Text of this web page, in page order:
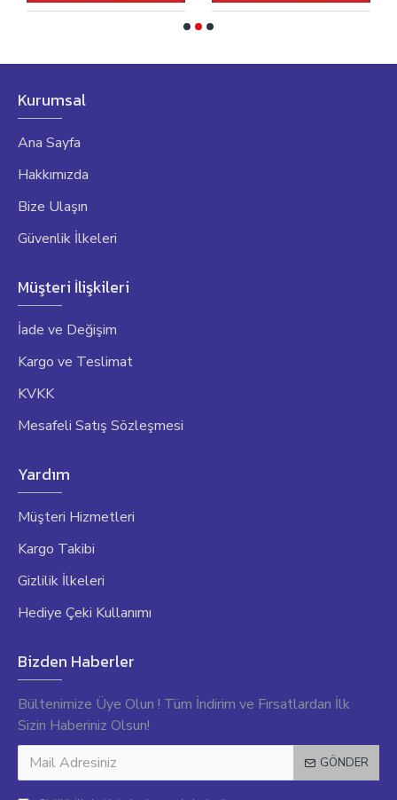
Kurumsal
Ana Sayfa
Hakkımızda
Bize Ulaşın
Güvenlik İlkeleri
Müşteri İlişkileri
İade ve Değişim
Kargo ve Teslimat
KVKK
Mesafeli Satış Sözleşmesi
Yardım
Müşteri Hizmetleri
Kargo Takibi
Gizlilik İlkeleri
Hediye Çeki Kullanımı
Bizden Haberler
Bültenimize Üye Olun ! Tüm İndirim ve Fırsatlardan İlk
Sizin Haberiniz Olsun!
GÖNDER